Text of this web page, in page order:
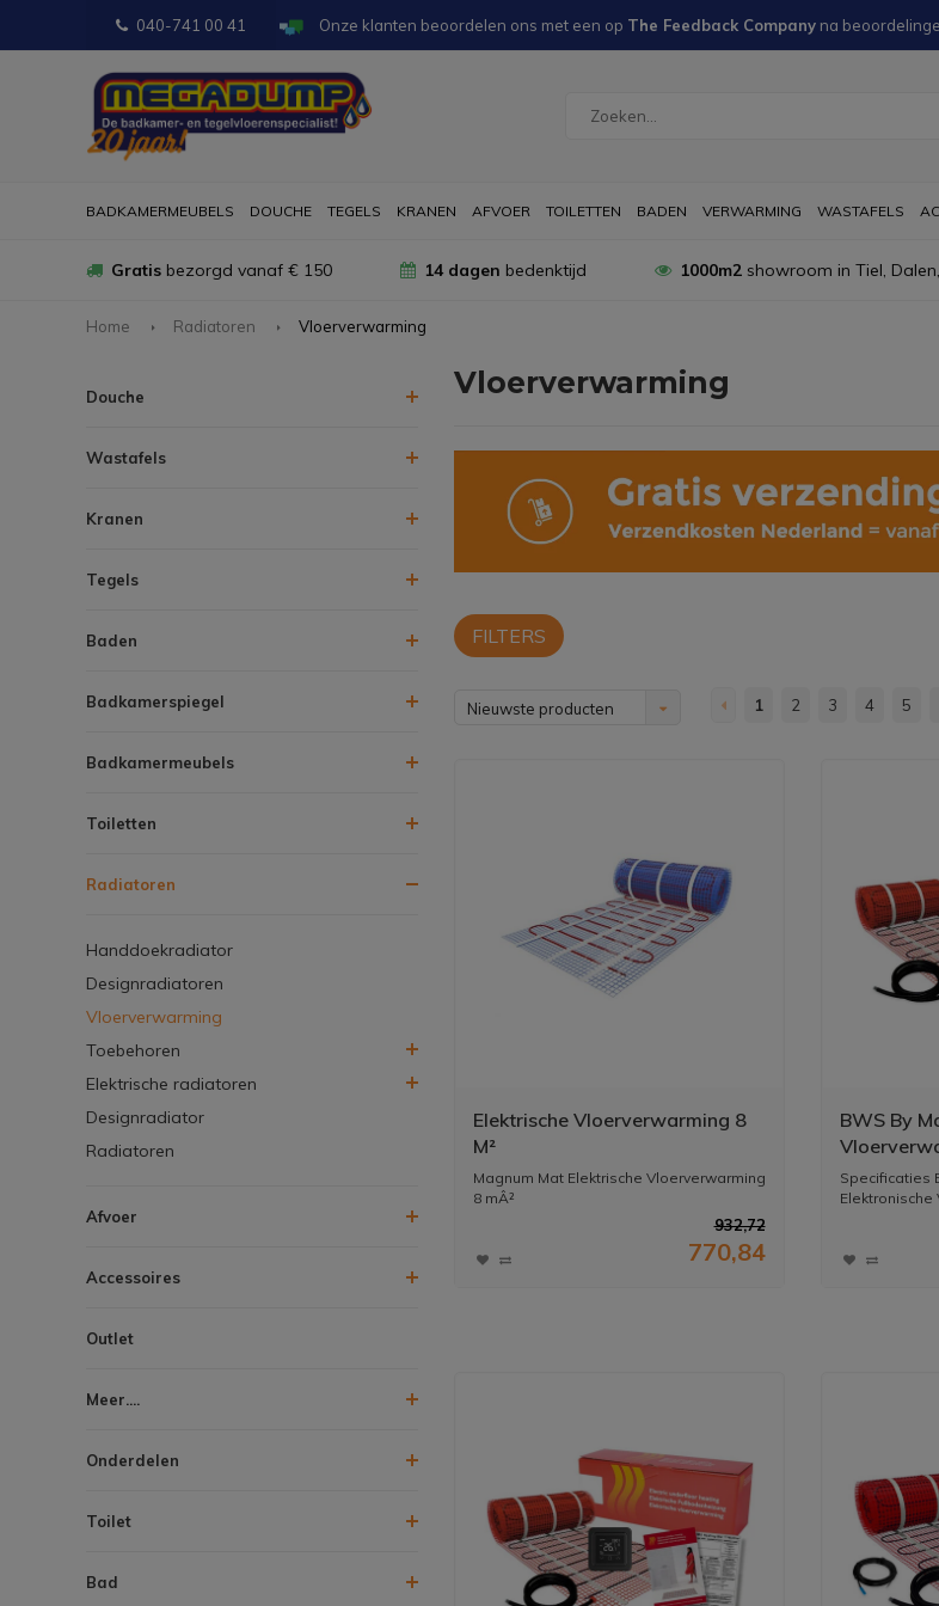
040-741 00 41 Onze klanten beoordelen ons met een op The Feedback Company na
BADKAMERMEUBELS DOUCHE TEGELS KRANEN AFVOER TOILETTEN BADEN VERWARMING WASTAFELS
Gratis bezorgd vanaf € 150 14 dagen bedenktijd 1000m2showroom in Tiel,
Home Radiatoren Vloerverwarming
Douche
Wastafels
Kranen
Tegels
Baden
Badkamerspiegel
Badkamermeubels
Toiletten
Radiatoren
Handdoekradiator
Designradiatoren
Vloerverwarming
Toebehoren
Elektrische radiatoren
Designradiator
Radiatoren
Afvoer
Accessoires
Outlet
Meer....
Onderdelen
Toilet
Bad
Vloerverwarming
FILTERS
Nieuwste producten 1 2 3 4 5
Elektrische Vloerverwarming 8
M²
Magnum Mat Elektrische Vloerverwarming
8 mÂ²
932,72
770,84
BWS By
1500
Zwart
Specificaties
Elektronische